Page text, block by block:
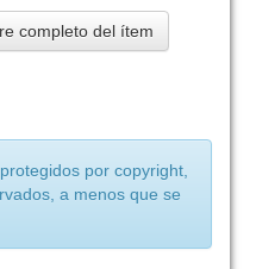
completo del ítem
por copyright,
a menos que se